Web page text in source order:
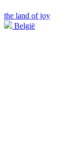
the land of joy
België